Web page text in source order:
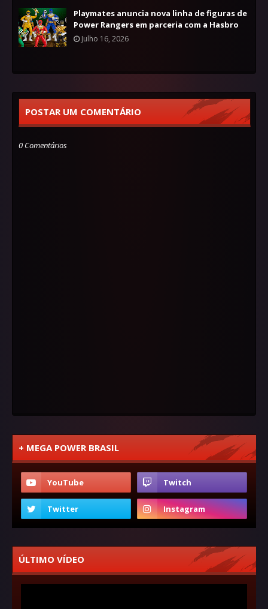
Playmates anuncia nova linha de figuras de
Power Rangers em parceria com a Hasbro
Julho 16, 2026
POSTAR UM COMENTÁRIO
0 Comentários
+ MEGA POWER BRASIL
ÚLTIMO VÍDEO